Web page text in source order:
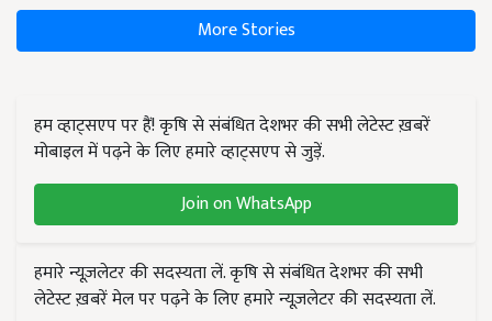
More Stories
हम व्हाट्सएप पर हैं! कृषि से संबंधित देशभर की सभी लेटेस्ट ख़बरें
मोबाइल में पढ़ने के लिए हमारे व्हाट्सएप से जुड़ें.
Join on WhatsApp
हमारे न्यूज़लेटर की सदस्यता लें. कृषि से संबंधित देशभर की सभी
लेटेस्ट ख़बरें मेल पर पढ़ने के लिए हमारे न्यूज़लेटर की सदस्यता लें.